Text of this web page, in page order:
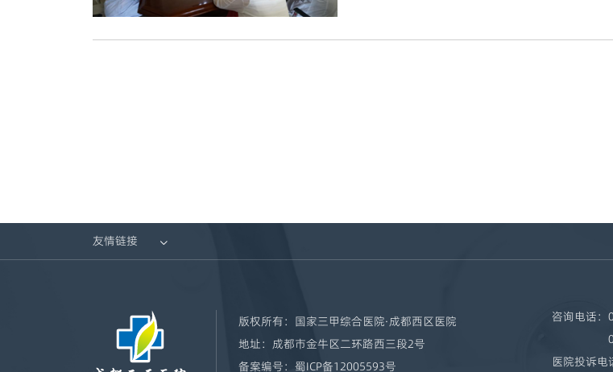
友情链接 
版权所有： 国家三甲综合医院·成都西区医院
地址： 成都市金牛区二环路西三段2号
备案编号：蜀ICP备12005593号
咨询电话：
医院投诉电